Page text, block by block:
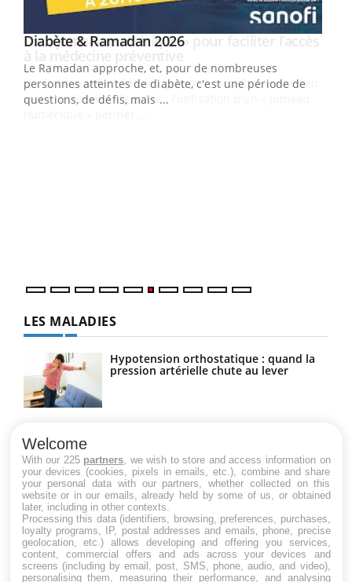
Youtube
Diabète & Ramadan 2026Youtube
Le Ramadan approche, et, pour de nombreuses
personnes atteintes de diabète, c'est une période de
questions, de défis, mais ...
Youtube
Un « jumeau numérique » pour faciliter l’accès
Un établissement lié à un groupe mutualiste innove en
matière de bilan de santé : l'utilisation d'un « jumeau
LES MALADIES
Hypotension orthostatique : quand la
pression artérielle chute au lever
Maladie de Charcot (Sclérose latérale
amyotrophique)
Welcome
With our 225 partners , we wish to store and access information on
your devices (cookies, pixels in emails, etc.), combine and share
your personal data with our partners, whether collected on this
website or in our emails, already held by some of us, or obtained
later, including in other contexts.
Processing this data (identifiers, browsing, preferences, purchases,
loyalty programs, IP, postal addresses and emails, phone, precise
geolocation, etc.) allows developing and offering you services,
content, commercial offers and ads across your devices and
screens (including by email, post, SMS, phone, audio, and video),
personalising them, measuring their performance, and analysing